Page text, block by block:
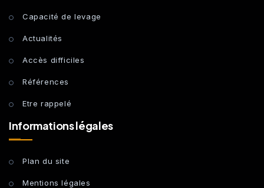
Capacité de levage
Actualités
Accès difficiles
Références
Etre rappelé
Informations légales
Plan du site
Mentions légales